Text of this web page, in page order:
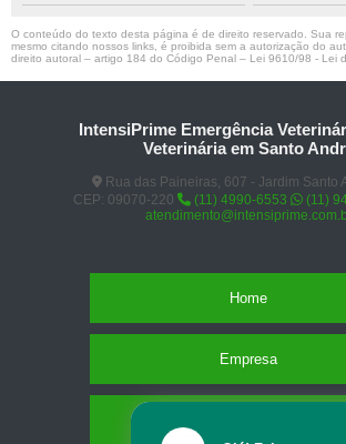
O conteúdo do texto desta página é de direito reservado. Sua
mesmo citando nossos links, é proibida sem a autorização do
direito autoral – artigo 184 do Código Penal – Lei 9610/98 - Lei
IntensiPrime Emergência
Veterinária em Santo
Rua das Paineiras, 607 - Jardim Santo
CEP: 09070-220
(11) 4990-6553
(11)
Home
Empresa